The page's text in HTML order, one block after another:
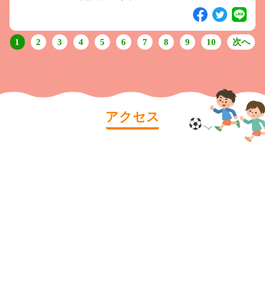
1 2 3 4 5 6 7 8 9 10 次へ
アクセス